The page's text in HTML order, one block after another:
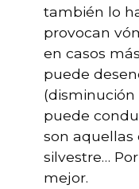
también lo
provocan
en casos
puede
puede
son
silvestre…
mejor.